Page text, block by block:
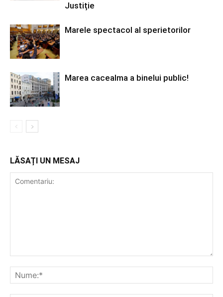
Justiție
Marele spectacol al sperietorilor
Marea cacealma a binelui public!
LĂSAȚI UN MESAJ